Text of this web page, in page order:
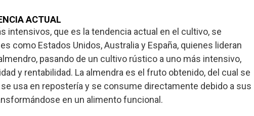
ACTUAL
intensivos, que es la tendencia actual en el cultivo, se
como Estados Unidos, Australia y España, quienes lideran
pasando de un cultivo rústico a uno más intensivo,
y rentabilidad. La almendra es el fruto obtenido, del cual se
usa en repostería y se consume directamente debido a sus
en un alimento funcional.